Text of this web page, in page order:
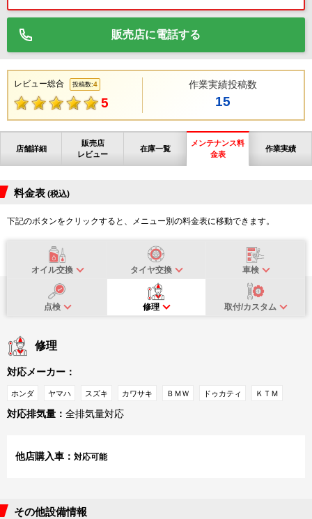
販売店に電話する
レビュー総合 投稿数:4
5
作業実績投稿数
15
店舗詳細
販売店
レビュー
在庫一覧
メンテナンス料
金表
作業実績
料金表 (税込)
下記のボタンをクリックすると、メニュー別の料金表に移動できます。
オイル交換 タイヤ交換 車検
点検 修理 取付/カスタム
修理
対応メーカー：
ホンダ ヤマハ スズキ カワサキ ＢＭＷ ドゥカティ ＫＴＭ
対応排気量： 全排気量対応
他店購入車： 対応可能
その他設備情報